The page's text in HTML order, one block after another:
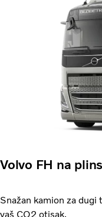
Volvo FH na
Snažan kamion za
vaš CO2 otisak.